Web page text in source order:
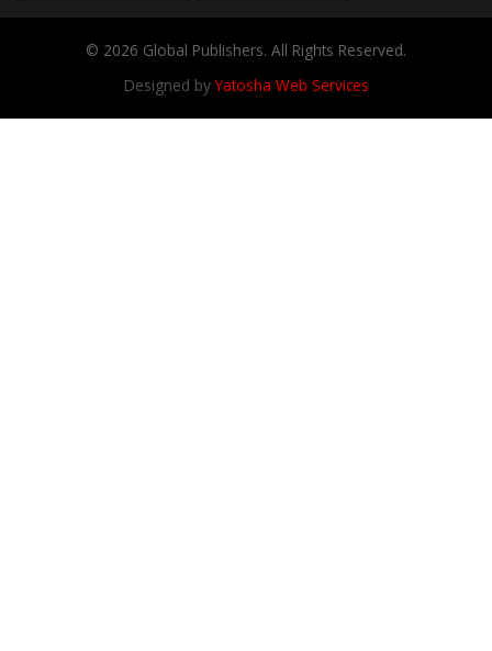
© 2026 Global Publishers. All Rights Reserved.
Designed byYatosha Web Services